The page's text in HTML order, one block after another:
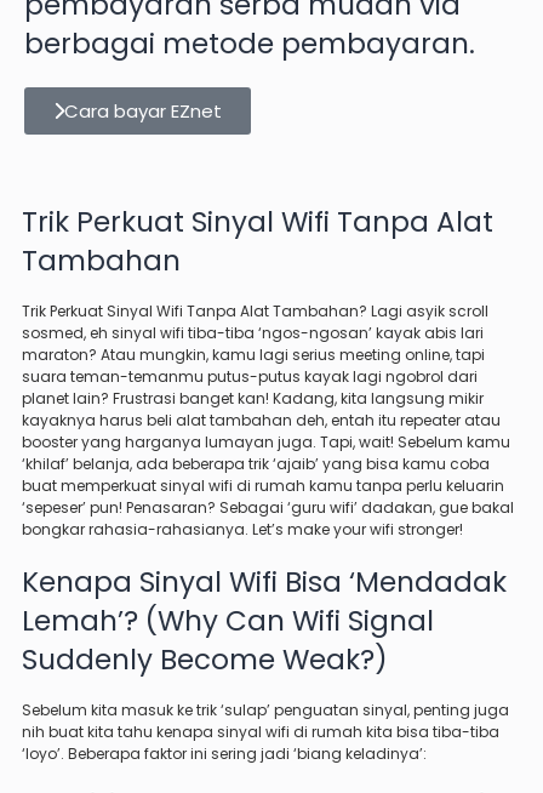
berbagai metode pembayaran.
Cara bayar EZnet
Trik Perkuat Sinyal Wifi Tanpa Alat
Tambahan
Trik Perkuat Sinyal Wifi Tanpa Alat Tambahan? Lagi asyik scroll
sosmed, eh sinyal wifi tiba-tiba ‘ngos-ngosan’ kayak abis lari
maraton? Atau mungkin, kamu lagi serius meeting online, tapi
suara teman-temanmu putus-putus kayak lagi ngobrol dari
planet lain? Frustrasi banget kan! Kadang, kita langsung mikir
kayaknya harus beli alat tambahan deh, entah itu repeater atau
booster yang harganya lumayan juga. Tapi, wait! Sebelum kamu
‘khilaf’ belanja, ada beberapa trik ‘ajaib’ yang bisa kamu coba
buat memperkuat sinyal wifi di rumah kamu tanpa perlu keluarin
‘sepeser’ pun! Penasaran? Sebagai ‘guru wifi’ dadakan, gue bakal
bongkar rahasia-rahasianya. Let’s make your wifi stronger!
Kenapa Sinyal Wifi Bisa ‘Mendadak
Lemah’? (Why Can Wifi Signal
Suddenly Become Weak?)
Sebelum kita masuk ke trik ‘sulap’ penguatan sinyal, penting juga
nih buat kita tahu kenapa sinyal wifi di rumah kita bisa tiba-tiba
‘loyo’. Beberapa faktor ini sering jadi ‘biang keladinya’: